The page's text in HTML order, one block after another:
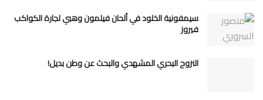
سيمفونية الخلود في ألحان فيلمون وهبي لجارة الكواكب
فيروز
النزوح البحري المشهدي والبحث عن وطن بديل!